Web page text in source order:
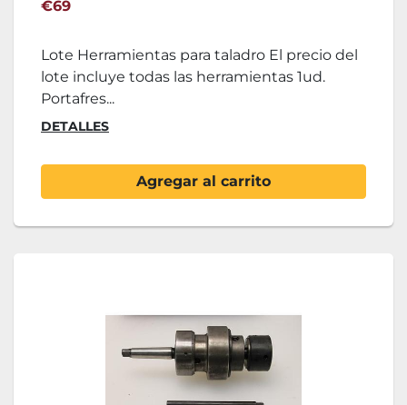
€69
Lote Herramientas para taladro El precio del
lote incluye todas las herramientas 1ud.
Portafres...
DETALLES
Agregar al carrito